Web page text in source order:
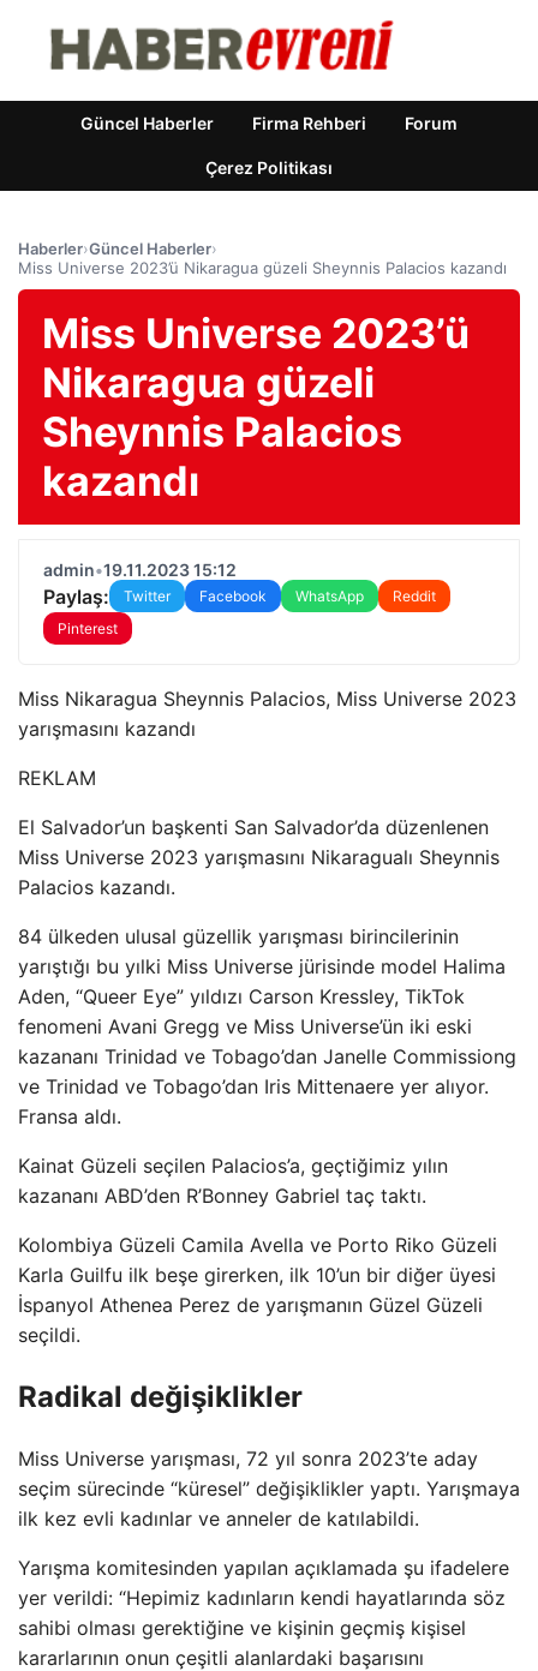
Güncel Haberler Firma Rehberi Forum
Çerez Politikası
Haberler›Güncel Haberler›
Miss Universe 2023’ü Nikaragua güzeli Sheynnis Palacios kazandı
Miss Universe 2023’ü
Nikaragua güzeli
Sheynnis Palacios
kazandı
admin•19.11.2023 15:12
Paylaş: Twitter Facebook WhatsApp
Reddit
Pinterest
Miss Nikaragua Sheynnis Palacios, Miss Universe 2023
yarışmasını kazandı
REKLAM
El Salvador’un başkenti San Salvador’da düzenlenen
Miss Universe 2023 yarışmasını Nikaragualı Sheynnis
Palacios kazandı.
84 ülkeden ulusal güzellik yarışması birincilerinin
yarıştığı bu yılki Miss Universe jürisinde model Halima
Aden, “Queer Eye” yıldızı Carson Kressley, TikTok
fenomeni Avani Gregg ve Miss Universe’ün iki eski
kazananı Trinidad ve Tobago’dan Janelle Commissiong
ve Trinidad ve Tobago’dan Iris Mittenaere yer alıyor.
Fransa aldı.
Kainat Güzeli seçilen Palacios’a, geçtiğimiz yılın
kazananı ABD’den R’Bonney Gabriel taç taktı.
Kolombiya Güzeli Camila Avella ve Porto Riko Güzeli
Karla Guilfu ilk beşe girerken, ilk 10’un bir diğer üyesi
İspanyol Athenea Perez de yarışmanın Güzel Güzeli
seçildi.
Radikal değişiklikler
Miss Universe yarışması, 72 yıl sonra 2023’te aday
seçim sürecinde “küresel” değişiklikler yaptı. Yarışmaya
ilk kez evli kadınlar ve anneler de katılabildi.
Yarışma komitesinden yapılan açıklamada şu ifadelere
yer verildi: “Hepimiz kadınların kendi hayatlarında söz
sahibi olması gerektiğine ve kişinin geçmiş kişisel
kararlarının onun çeşitli alanlardaki başarısını